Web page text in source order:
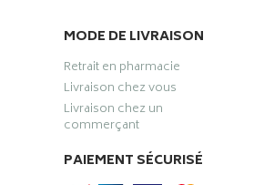
MODE DE LIVRAISON
Retrait en pharmacie
Livraison chez vous
Livraison chez un
commerçant
PAIEMENT SÉCURISÉ